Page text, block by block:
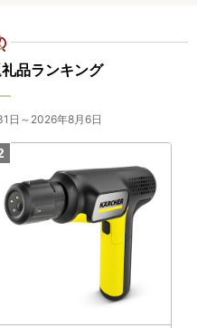
品ランキング
日～2026年8月6日